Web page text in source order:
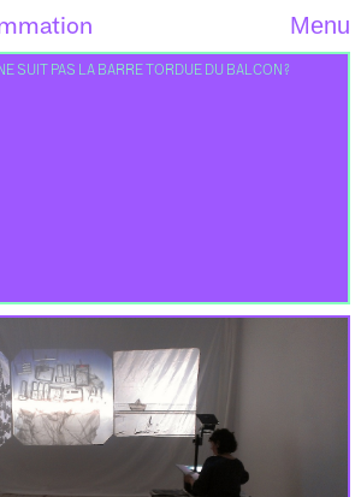
Menu
SUIT PAS LA BARRE TORDUE DU BALCON ?